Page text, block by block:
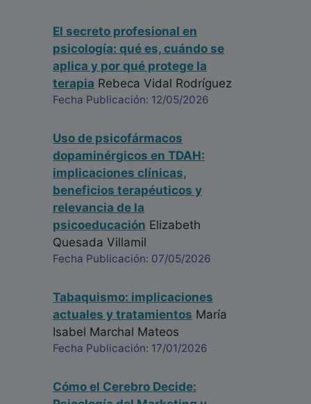
El secreto profesional en
psicología: qué es, cuándo se
aplica y por qué protege la
terapia Rebeca Vidal Rodríguez
Fecha Publicación: 12/05/2026
Uso de psicofármacos
dopaminérgicos en TDAH:
implicaciones clínicas,
beneficios terapéuticos y
relevancia de la
psicoeducación Elizabeth
Quesada Villamil
Fecha Publicación: 07/05/2026
Tabaquismo: implicaciones
actuales y tratamientos María
Isabel Marchal Mateos
Fecha Publicación: 17/01/2026
Cómo el Cerebro Decide: